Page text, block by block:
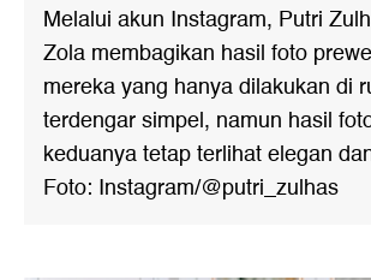
Melalui akun Instagram, Putri
Zola membagikan hasil foto
mereka yang hanya dilakukan di
terdengar simpel, namun hasil
keduanya tetap terlihat elegan
Foto: Instagram/@putri_zulhas